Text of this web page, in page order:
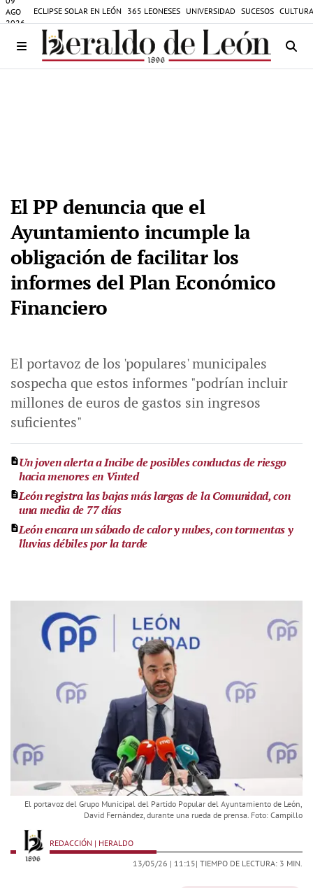
AGO
2026
ECLIPSE SOLAR EN LEÓN 365 LEONESES UNIVERSIDAD SUCESOS
El PP denuncia que el
Ayuntamiento incumple la
obligación de facilitar los
informes del Plan Económico
Financiero
El portavoz de los 'populares' municipales
sospecha que estos informes "podrían incluir
millones de euros de gastos sin ingresos
suficientes"
Un joven alerta a Incibe de posibles conductas de riesgo
hacia menores en Vinted
León registra las bajas más largas de la Comunidad, con
una media de 77 días
León encara un sábado de calor y nubes, con tormentas y
lluvias débiles por la tarde
El portavoz del Grupo Municipal del Partido Popular del Ayuntamiento de León,
David Fernández, durante una rueda de prensa. Foto: Campillo
REDACCIÓN | HERALDO
13/05/26 | 11:15| TIEMPO DE LECTURA: 3 MIN.